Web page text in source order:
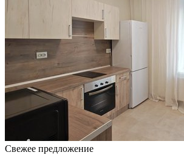
Свежее предложение